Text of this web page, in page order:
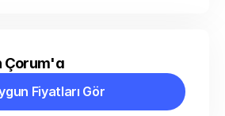
Çorum'a
Fiyatları Gör
Fiyatları Gör